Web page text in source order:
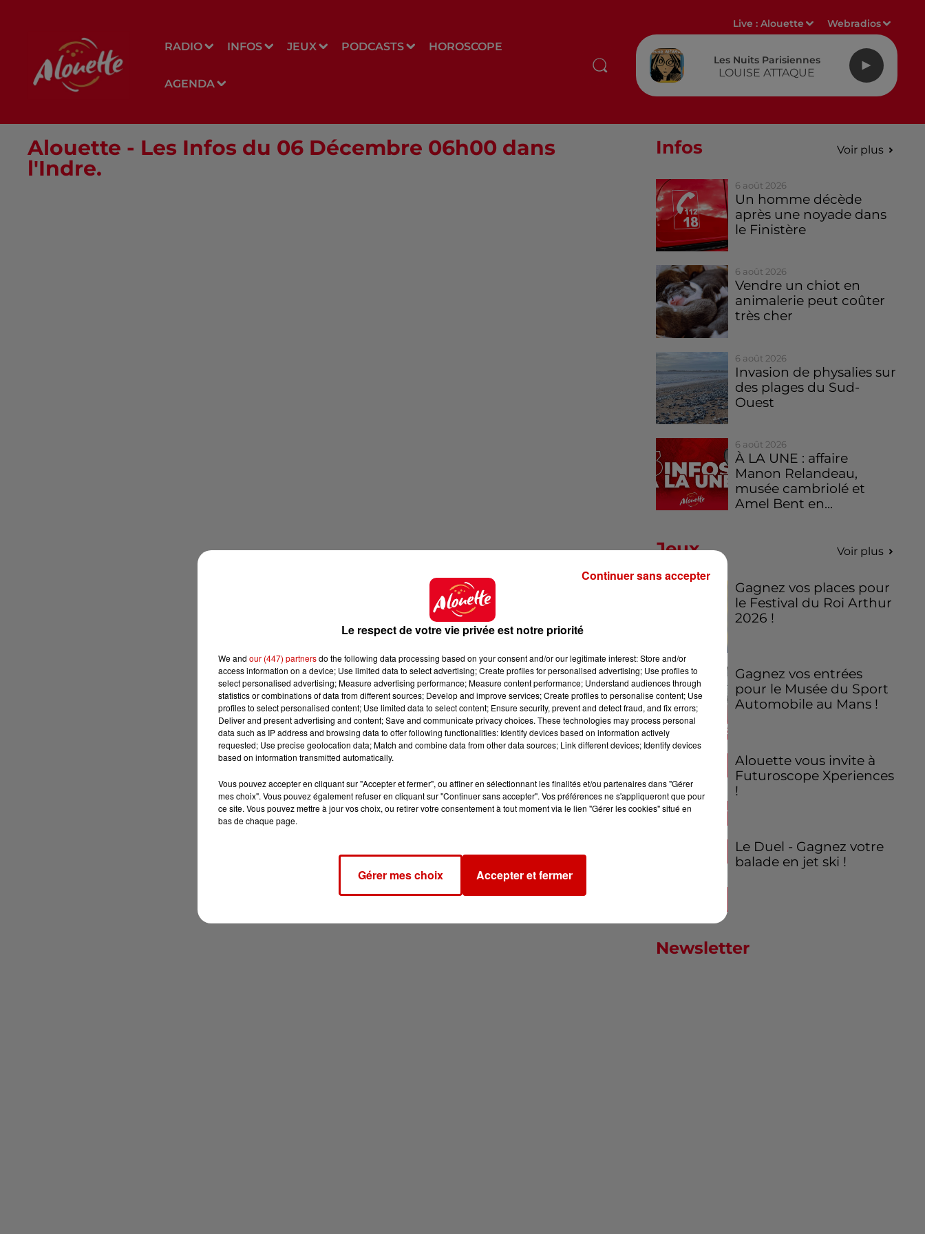
RADIO INFOS JEUX PODCASTS HOROSCOPE
AGENDA
Live :Alouette Webradios
Les Nuits Parisiennes
LOUISE ATTAQUE
Alouette - Les Infos du 06 Décembre 06h00 dans
l'Indre.
Infos Voir plus
6 août 2026
Un homme décède
après une noyade dans
le Finistère
6 août 2026
Vendre un chiot en
animalerie peut coûter
très cher
6 août 2026
Invasion de physalies sur
des plages du Sud-
Ouest
6 août 2026
À LA UNE : affaire
Manon Relandeau,
musée cambriolé et
Amel Bent en...
Jeux Voir plus
Gagnez vos places pour
le Festival du Roi Arthur
2026 !
Gagnez vos entrées
pour le Musée du Sport
Automobile au Mans !
Alouette vous invite à
Futuroscope Xperiences
!
Le Duel - Gagnez votre
balade en jet ski !
Newsletter
Le respect de votre vie privée est notre priorité
We and our (447) partnersdo the following data processing based on your consent and/or our legitimate interest: Store and/or
access information on a device; Use limited data to select advertising; Create profiles for personalised advertising; Use profiles to
select personalised advertising; Measure advertising performance; Measure content performance; Understand audiences through
statistics or combinations of data from different sources; Develop and improve services; Create profiles to personalise content; Use
profiles to select personalised content; Use limited data to select content; Ensure security, prevent and detect fraud, and fix errors;
Deliver and present advertising and content; Save and communicate privacy choices. These technologies may process personal
data such as IP address and browsing data to offer following functionalities: Identify devices based on information actively
requested; Use precise geolocation data; Match and combine data from other data sources; Link different devices; Identify devices
based on information transmitted automatically.
Vous pouvez accepter en cliquant sur "Accepter et fermer", ou affiner en sélectionnant les finalités et/ou partenaires dans "Gérer
mes choix". Vous pouvez également refuser en cliquant sur "Continuer sans accepter". Vos préférences ne s'appliqueront que pour
ce site. Vous pouvez mettre à jour vos choix, ou retirer votre consentement à tout moment via le lien "Gérer les cookies" situé en
bas de chaque page.
Gérer mes choix Accepter et fermer
Continuer sans accepter